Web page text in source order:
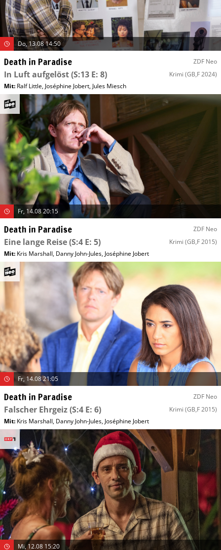
Do, 13.08 14:50
Death in Paradise ZDF Neo
In Luft aufgelöst(S:13 E: 8) Krimi (GB,F 2024)
Mit: Ralf Little, Joséphine Jobert, Jules Miesch
Fr, 14.08 20:15
Death in Paradise ZDF Neo
Eine lange Reise(S:4 E: 5) Krimi (GB,F 2015)
Mit: Kris Marshall, Danny John-Jules, Joséphine Jobert
Fr, 14.08 21:05
Death in Paradise ZDF Neo
Falscher Ehrgeiz(S:4 E: 6) Krimi (GB,F 2015)
Mit: Kris Marshall, Danny John-Jules, Joséphine Jobert
Mi, 12.08 15:20